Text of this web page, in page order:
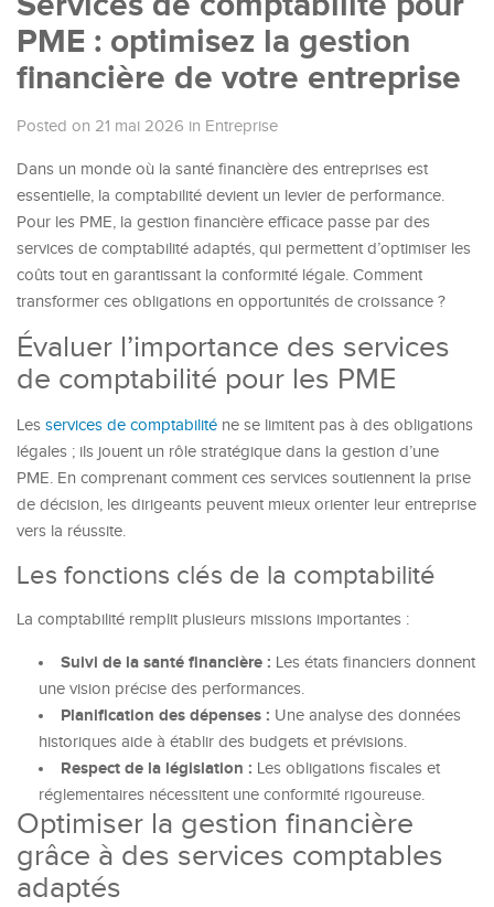
PME : optimisez la gestion
financière de votre entreprise
Posted on 21 mai 2026 in Entreprise
Dans un monde où la santé financière des entreprises est
essentielle, la comptabilité devient un levier de performance.
Pour les PME, la gestion financière efficace passe par des
services de comptabilité adaptés, qui permettent d’optimiser les
coûts tout en garantissant la conformité légale. Comment
transformer ces obligations en opportunités de croissance ?
Évaluer l’importance des services
de comptabilité pour les PME
Les services de comptabilité ne se limitent pas à des obligations
légales ; ils jouent un rôle stratégique dans la gestion d’une
PME. En comprenant comment ces services soutiennent la prise
de décision, les dirigeants peuvent mieux orienter leur entreprise
vers la réussite.
Les fonctions clés de la comptabilité
La comptabilité remplit plusieurs missions importantes :
Suivi de la santé financière : Les états financiers donnent
une vision précise des performances.
Planification des dépenses : Une analyse des données
historiques aide à établir des budgets et prévisions.
Respect de la législation : Les obligations fiscales et
réglementaires nécessitent une conformité rigoureuse.
Optimiser la gestion financière
grâce à des services comptables
adaptés